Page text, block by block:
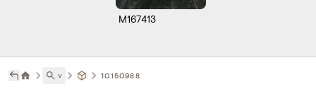
M167413
˅ 10150988